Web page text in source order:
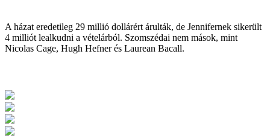
A házat eredetileg 29 millió dollárért árulták, de Jennifernek sikerült
4 milliót lealkudni a vételárból. Szomszédai nem mások, mint
Nicolas Cage, Hugh Hefner és Laurean Bacall.